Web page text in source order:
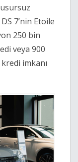
7’nin Etoile
250 bin
veya 900
imkanı